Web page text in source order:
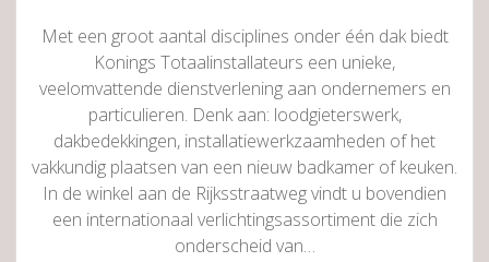
Met een groot aantal disciplines onder één dak biedt
Konings Totaalinstallateurs een unieke,
veelomvattende dienstverlening aan ondernemers en
particulieren. Denk aan: loodgieterswerk,
dakbedekkingen, installatiewerkzaamheden of het
vakkundig plaatsen van een nieuw badkamer of keuken.
In de winkel aan de Rijksstraatweg vindt u bovendien
een internationaal verlichtingsassortiment die zich
onderscheid van…